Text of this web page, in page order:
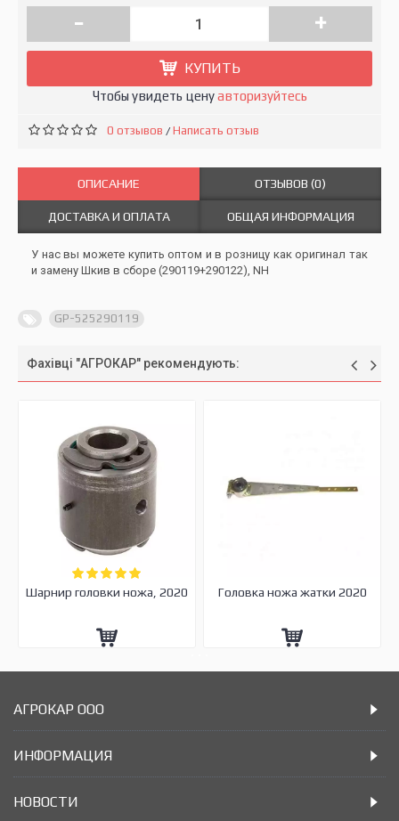
- +
КУПИТЬ
Чтобы увидеть ценуавторизуйтесь
0 отзывов /Написать отзыв
ОПИСАНИЕ ОТЗЫВОВ (0)
ДОСТАВКА И ОПЛАТА ОБЩАЯ ИНФОРМАЦИЯ
У нас вы можете купить оптом и в розницу как оригинал так
и замену Шкив в сборе (290119+290122), NH
GP-525290119
Фахівці "АГРОКАР" рекомендують:
Шарнир головки ножа, 2020 Головка ножа жатки 2020
АГРОКАР ООО
ИНФОРМАЦИЯ
НОВОСТИ